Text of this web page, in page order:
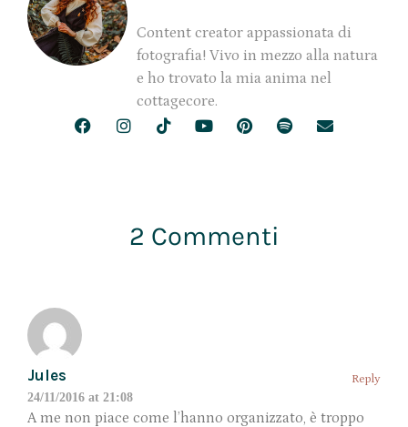
Content creator appassionata di
fotografia! Vivo in mezzo alla natura
e ho trovato la mia anima nel
cottagecore.
2 Commenti
Jules
24/11/2016 at 21:08
Reply
A me non piace come l’hanno organizzato, è troppo